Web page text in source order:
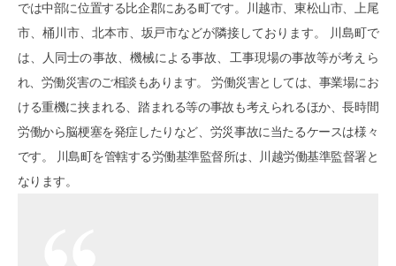
では中部に位置する比企郡にある町です。川越市、東松山市、上尾
市、桶川市、北本市、坂戸市などが隣接しております。 川島町で
は、人同士の事故、機械による事故、工事現場の事故等が考えら
れ、労働災害のご相談もあります。 労働災害としては、事業場にお
ける重機に挟まれる、踏まれる等の事故も考えられるほか、長時間
労働から脳梗塞を発症したりなど、労災事故に当たるケースは様々
です。 川島町を管轄する労働基準監督所は、川越労働基準監督署と
なります。